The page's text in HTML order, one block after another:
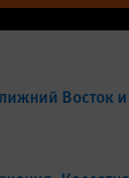
Восток